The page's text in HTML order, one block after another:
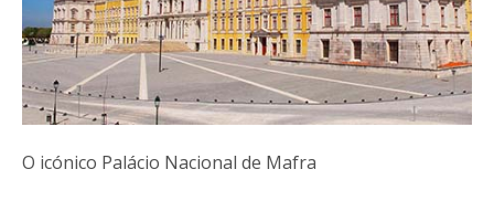
O icónico Palácio Nacional de Mafra